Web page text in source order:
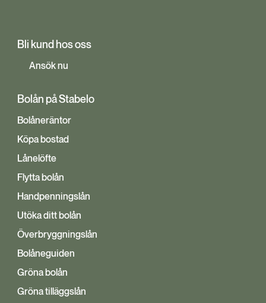
Bli kund hos oss
Ansök nu
Bolån på Stabelo
Bolåneräntor
Köpa bostad
Lånelöfte
Flytta bolån
Handpenningslån
Utöka ditt bolån
Överbryggningslån
Bolåneguiden
Gröna bolån
Gröna tilläggslån